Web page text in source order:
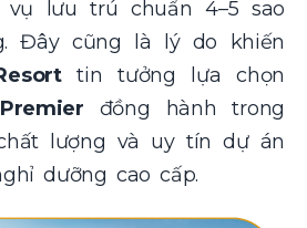
lưu trú chuẩn 4–5 sao
Đây cũng là lý do khiến
tin tưởng lựa chọn
đồng hành trong
lượng và uy tín dự án
dưỡng cao cấp.